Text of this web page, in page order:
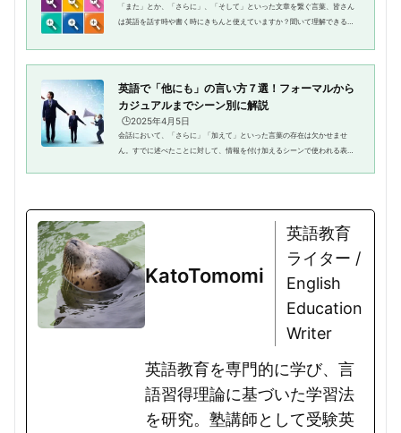
「また」とか、「さらに」、「そして」といった文章を繋ぐ言葉、皆さん
は英語を話す時や書く時にきちんと使えていますか？聞いて理解できるこ
ったりするのではないでしょう...
英語で「他にも」の言い方７選！フォーマルから
カジュアルまでシーン別に解説
🕒️2025年4月5日
会話において、「さらに」「加えて」といった言葉の存在は欠かせませ
ん。すでに述べたことに対して、情報を付け加えるシーンで使われる表現
KatoTomomi
英語教育
ライター /
English
Education
Writer
英語教育を専門的に学び、言
語習得理論に基づいた学習法
を研究。塾講師として受験英